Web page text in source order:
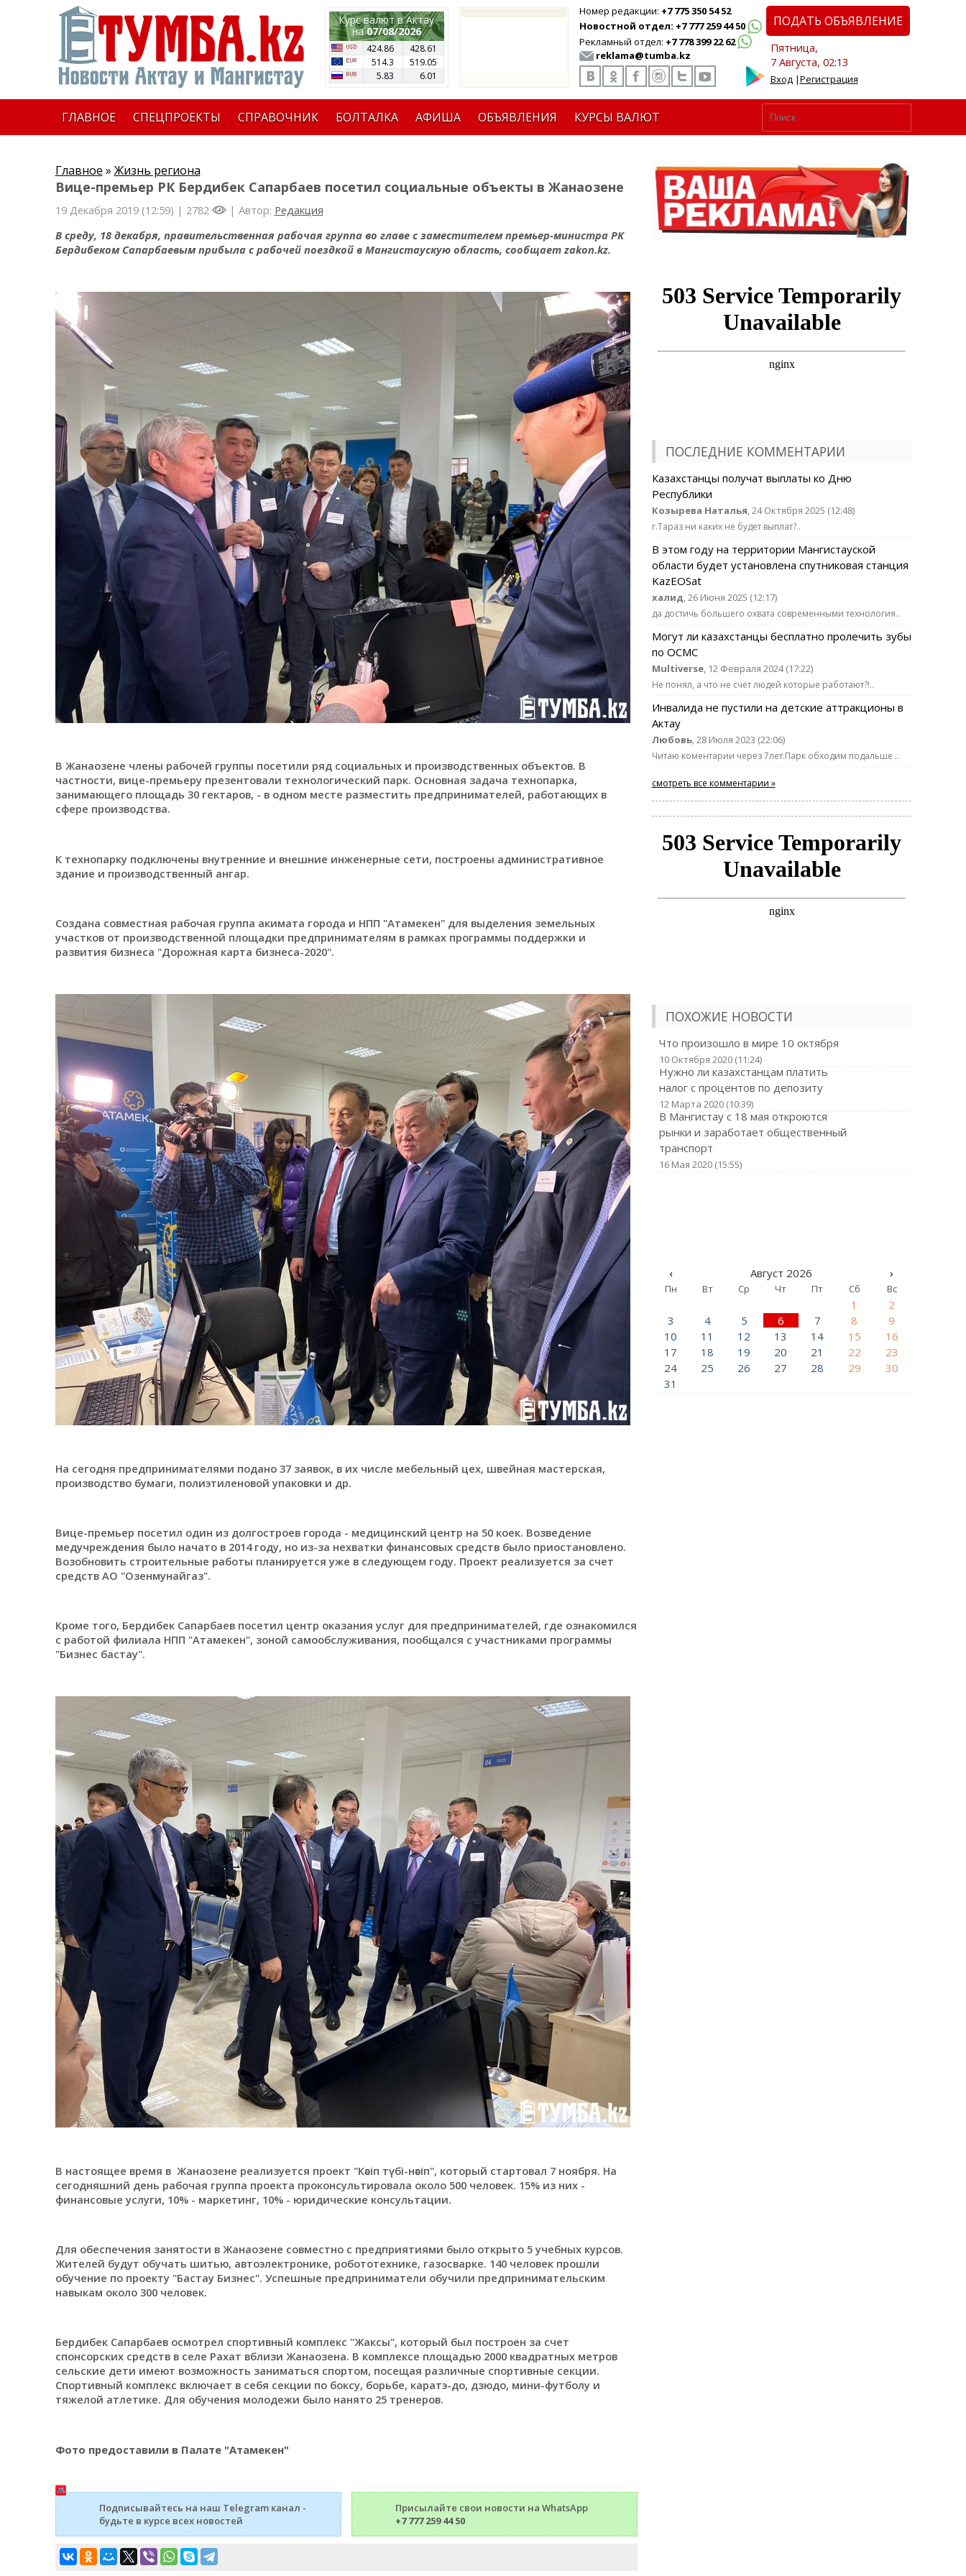
Курс валют в Актау
на07/08/2026
424.86
428.61
514.3
519.05
5.83
6.01
Номер редакции: +7 775 350 54 52
Новостной отдел: +7 777 259 44 50
Рекламный отдел: +7 778 399 22 62
reklama@tumba.kz
ПОДАТЬ ОБЪЯВЛЕНИЕ
Пятница,
7 Августа, 02:13
Вход|Регистрация
ГЛАВНОЕ СПЕЦПРОЕКТЫ СПРАВОЧНИК БОЛТАЛКА АФИША ОБЪЯВЛЕНИЯ КУРСЫ ВАЛЮТ
Главное » Жизнь региона
Вице-премьер РК Бердибек Сапарбаев посетил социальные объекты в Жанаозене
19 Декабря 2019 (12:59) | 2782 | Автор: Редакция
В среду, 18 декабря, правительственная рабочая группа во главе с заместителем премьер-министра РК
Бердибеком Сапарбаевым прибыла с рабочей поездкой в Мангистаускую область, сообщает zakon.kz.
В Жанаозене члены рабочей группы посетили ряд социальных и производственных объектов. В
частности, вице-премьеру презентовали технологический парк. Основная задача технопарка,
занимающего площадь 30 гектаров, - в одном месте разместить предпринимателей, работающих в
сфере производства.
К технопарку подключены внутренние и внешние инженерные сети, построены административное
здание и производственный ангар.
Создана совместная рабочая группа акимата города и НПП "Атамекен" для выделения земельных
участков от производственной площадки предпринимателям в рамках программы поддержки и
развития бизнеса "Дорожная карта бизнеса-2020".
На сегодня предпринимателями подано 37 заявок, в их числе мебельный цех, швейная мастерская,
производство бумаги, полиэтиленовой упаковки и др.
Вице-премьер посетил один из долгостроев города - медицинский центр на 50 коек. Возведение
медучреждения было начато в 2014 году, но из-за нехватки финансовых средств было приостановлено.
Возобновить строительные работы планируется уже в следующем году. Проект реализуется за счет
средств АО "Озенмунайгаз".
Кроме того, Бердибек Сапарбаев посетил центр оказания услуг для предпринимателей, где ознакомился
с работой филиала НПП "Атамекен", зоной самообслуживания, пообщался с участниками программы
"Бизнес бастау".
В настоящее время в Жанаозене реализуется проект "Кәсіп түбі-нәсіп", который стартовал 7 ноября. На
сегодняшний день рабочая группа проекта проконсультировала около 500 человек. 15% из них -
финансовые услуги, 10% - маркетинг, 10% - юридические консультации.
Для обеспечения занятости в Жанаозене совместно с предприятиями было открыто 5 учебных курсов.
Жителей будут обучать шитью, автоэлектронике, робототехнике, газосварке. 140 человек прошли
обучение по проекту "Бастау Бизнес". Успешные предприниматели обучили предпринимательским
навыкам около 300 человек.
Бердибек Сапарбаев осмотрел спортивный комплекс "Жаксы", который был построен за счет
спонсорских средств в селе Рахат вблизи Жанаозена. В комплексе площадью 2000 квадратных метров
сельские дети имеют возможность заниматься спортом, посещая различные спортивные секции.
Спортивный комплекс включает в себя секции по боксу, борьбе, каратэ-до, дзюдо, мини-футболу и
тяжелой атлетике. Для обучения молодежи было нанято 25 тренеров.
Фото предоставили в Палате "Атамекен"
Подписывайтесь на наш Telegram канал -
будьте в курсе всех новостей
Присылайте свои новости на WhatsApp
+7 777 259 44 50
ПОСЛЕДНИЕ КОММЕНТАРИИ
Казахстанцы получат выплаты ко Дню
Республики
Козырева Наталья, 24 Октября 2025 (12:48)
г.Тараз ни каких не будет выплат?..
В этом году на территории Мангистауской
области будет установлена спутниковая станция
KazEOSat
халид, 26 Июня 2025 (12:17)
да достичь большего охвата современными технология..
Могут ли казахстанцы бесплатно пролечить зубы
по ОСМС
Multiverse, 12 Февраля 2024 (17:22)
Не понял, а что не счёт людей которые работают?!..
Инвалида не пустили на детские аттракционы в
Актау
Любовь, 28 Июля 2023 (22:06)
Читаю коментарии через 7лет.Парк обходим подальше ..
смотреть все комментарии »
ПОХОЖИЕ НОВОСТИ
Что произошло в мире 10 октября
10 Октября 2020 (11:24)
Нужно ли казахстанцам платить
налог с процентов по депозиту
12 Марта 2020 (10:39)
В Мангистау с 18 мая откроются
рынки и заработает общественный
транспорт
16 Мая 2020 (15:55)
‹ Август 2026 ›
Пн Вт Ср Чт Пт Сб Вс
1
2
3
4 5 6 7 8
9
10
11 12 13 14 15
16
17
18 19 20 21 22
23
24
25 26 27 28 29
30
31